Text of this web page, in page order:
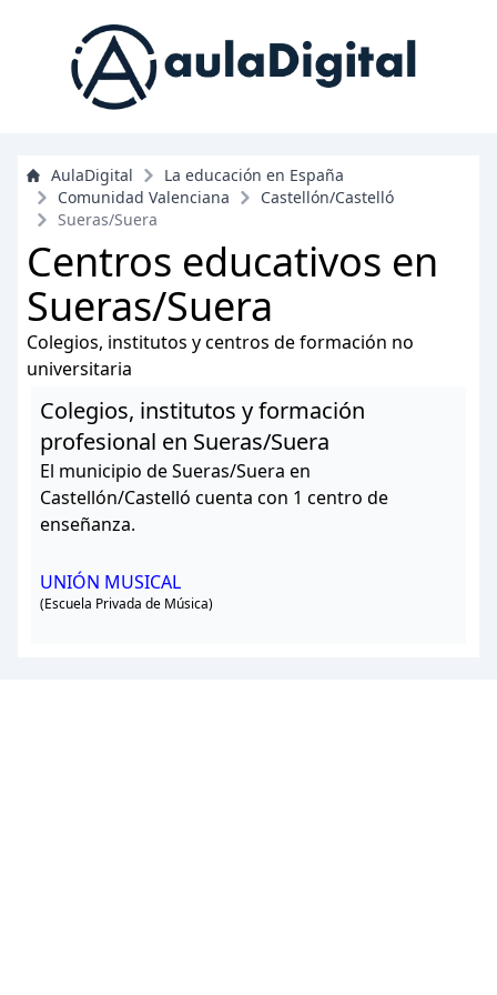
AulaDigital
La educación en España
Comunidad Valenciana
Castellón/Castelló
Sueras/Suera
Centros educativos en
Sueras/Suera
Colegios, institutos y centros de formación no
universitaria
Colegios, institutos y formación
profesional en Sueras/Suera
El municipio de Sueras/Suera en
Castellón/Castelló cuenta con 1 centro de
enseñanza.
UNIÓN MUSICAL
(Escuela Privada de Música)